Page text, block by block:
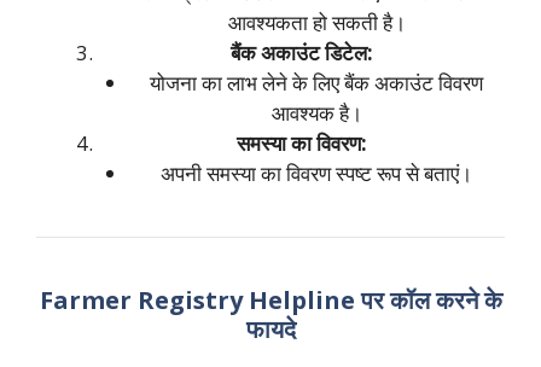
आवश्यकता हो सकती है।
बैंक अकाउंट डिटेल:
योजना का लाभ लेने के लिए बैंक अकाउंट विवरण
आवश्यक है।
समस्या का विवरण:
अपनी समस्या का विवरण स्पष्ट रूप से बताएं।
Farmer Registry Helpline पर कॉल करने के
फायदे